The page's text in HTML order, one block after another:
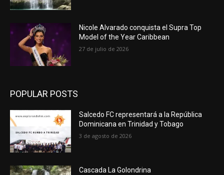
Nicole Alvarado conquista el Supra Top
Model of the Year Caribbean
27 de julio de 2026
POPULAR POSTS
Salcedo FC representará a la República
Dominicana en Trinidad y Tobago
3 de agosto de 2026
Cascada La Golondrina